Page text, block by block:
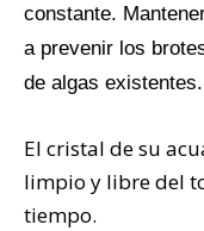
constante.
a prevenir los
de algas existentes.
El cristal de su
limpio y libre del
tiempo.